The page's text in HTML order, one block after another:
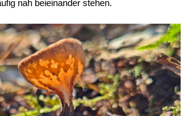
nah beieinander stehen.